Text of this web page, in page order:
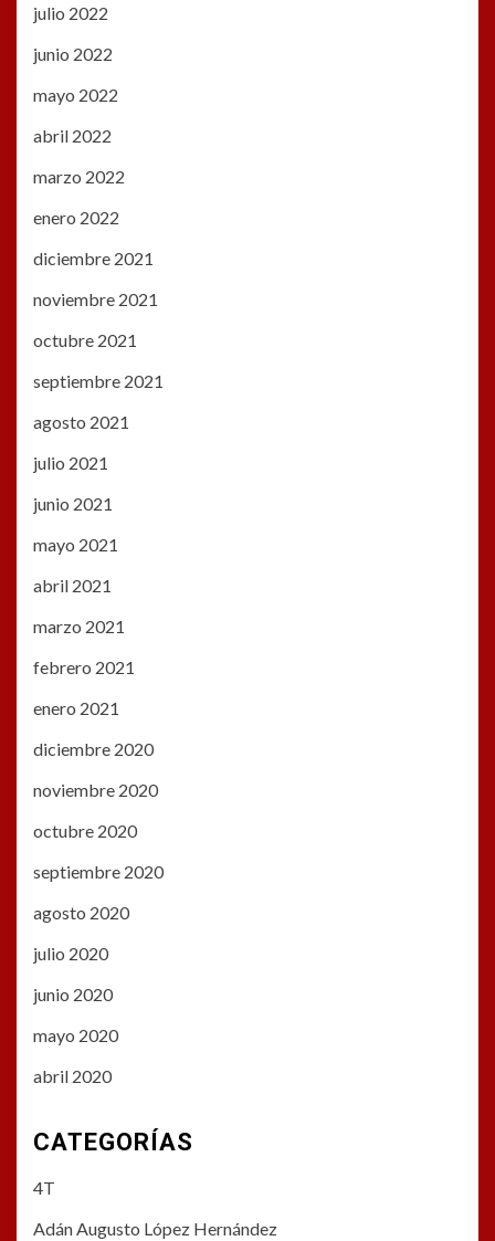
julio 2022
junio 2022
mayo 2022
abril 2022
marzo 2022
enero 2022
diciembre 2021
noviembre 2021
octubre 2021
septiembre 2021
agosto 2021
julio 2021
junio 2021
mayo 2021
abril 2021
marzo 2021
febrero 2021
enero 2021
diciembre 2020
noviembre 2020
octubre 2020
septiembre 2020
agosto 2020
julio 2020
junio 2020
mayo 2020
abril 2020
CATEGORÍAS
4T
Adán Augusto López Hernández